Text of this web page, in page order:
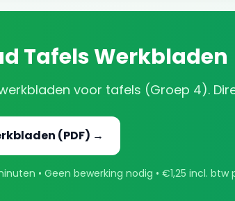
TafelsWerkbladen
voor tafels (Groep 4).
(PDF) →
• Geen bewerking nodig • €1,25 incl. btw